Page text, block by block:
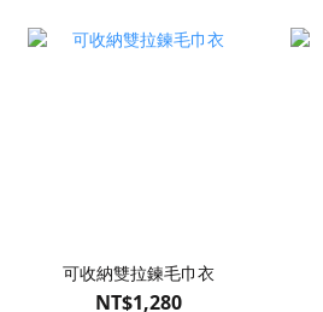
可收納雙拉鍊毛巾衣
NT$1,280